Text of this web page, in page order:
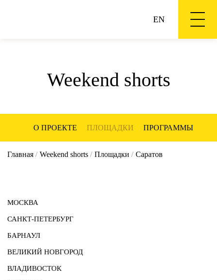
EN
Weekend shorts
О ПРОЕКТЕ ПЛОЩАДКИ ПРОГРАММЫ
Главная / Weekend shorts / Площадки / Саратов
МОСКВА
САНКТ-ПЕТЕРБУРГ
БАРНАУЛ
ВЕЛИКИЙ НОВГОРОД
ВЛАДИВОСТОК